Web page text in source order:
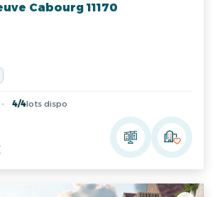
Cabourg 11170
4/4lots dispo